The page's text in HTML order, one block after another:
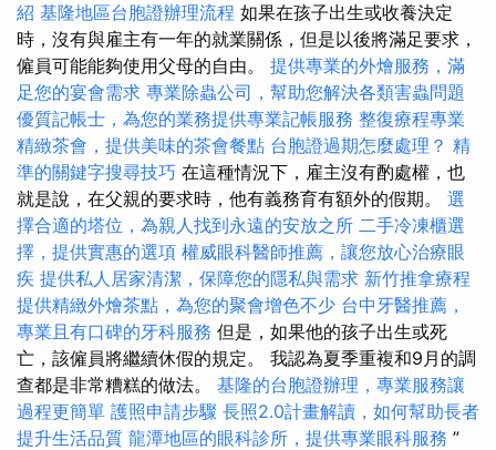
紹 基隆地區台胞證辦理流程 如果在孩子出生或收養決定
時，沒有與雇主有一年的就業關係，但是以後將滿足要求，
僱員可能能夠使用父母的自由。 提供專業的外燴服務，滿
足您的宴會需求 專業除蟲公司，幫助您解決各類害蟲問題
優質記帳士，為您的業務提供專業記帳服務 整復療程專業
精緻茶會，提供美味的茶會餐點 台胞證過期怎麼處理？ 精
準的關鍵字搜尋技巧 在這種情況下，雇主沒有酌處權，也
就是說，在父親的要求時，他有義務育有額外的假期。 選
擇合適的塔位，為親人找到永遠的安放之所 二手冷凍櫃選
擇，提供實惠的選項 權威眼科醫師推薦，讓您放心治療眼
疾 提供私人居家清潔，保障您的隱私與需求 新竹推拿療程
提供精緻外燴茶點，為您的聚會增色不少 台中牙醫推薦，
專業且有口碑的牙科服務 但是，如果他的孩子出生或死
亡，該僱員將繼續休假的規定。 我認為夏季重複和9月的調
查都是非常糟糕的做法。 基隆的台胞證辦理，專業服務讓
過程更簡單 護照申請步驟 長照2.0計畫解讀，如何幫助長者
提升生活品質 龍潭地區的眼科診所，提供專業眼科服務 ”